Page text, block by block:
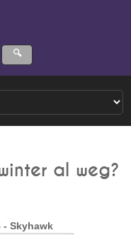
al weg?
- Skyhawk